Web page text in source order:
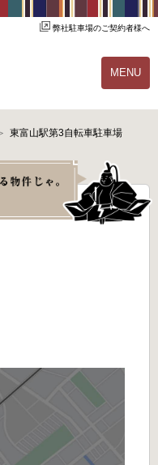
弊社駐車場のご契約者様へ
MENU
ご契約の流れ
駐輪場オーナー様へ
東富山駅第3自転車駐車場